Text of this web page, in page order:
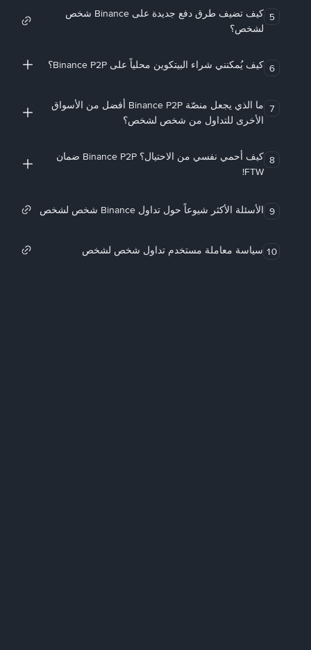
5
كيف تضيف طرق دفع جديدة على Binance شخص
لشخص؟
6 كيف يُمكنني شراء البيتكوين محلياً على Binance P2P؟
7
ما الذي يجعل منصّة Binance P2P أفضل من الأسواق
الأخرى للتداول من شخص لشخص؟
8
كيف أحمي نفسي من الاحتيال؟ Binance P2P ضمان
FTW!
9 الأسئلة الأكثر شيوعاً حول تداول Binance شخص لشخص
10 سياسة معاملة مستخدم تداول شخص لشخص